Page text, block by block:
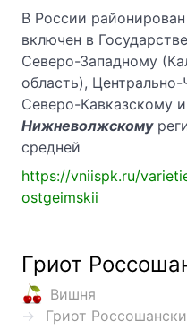
В России районирован
включен в
Северо-Западному
область),
Северо-Кавказскому и
Нижневолжскому
средней
https://vniispk.ru/
ostgeimskii
Гриот
Вишня
Гриот